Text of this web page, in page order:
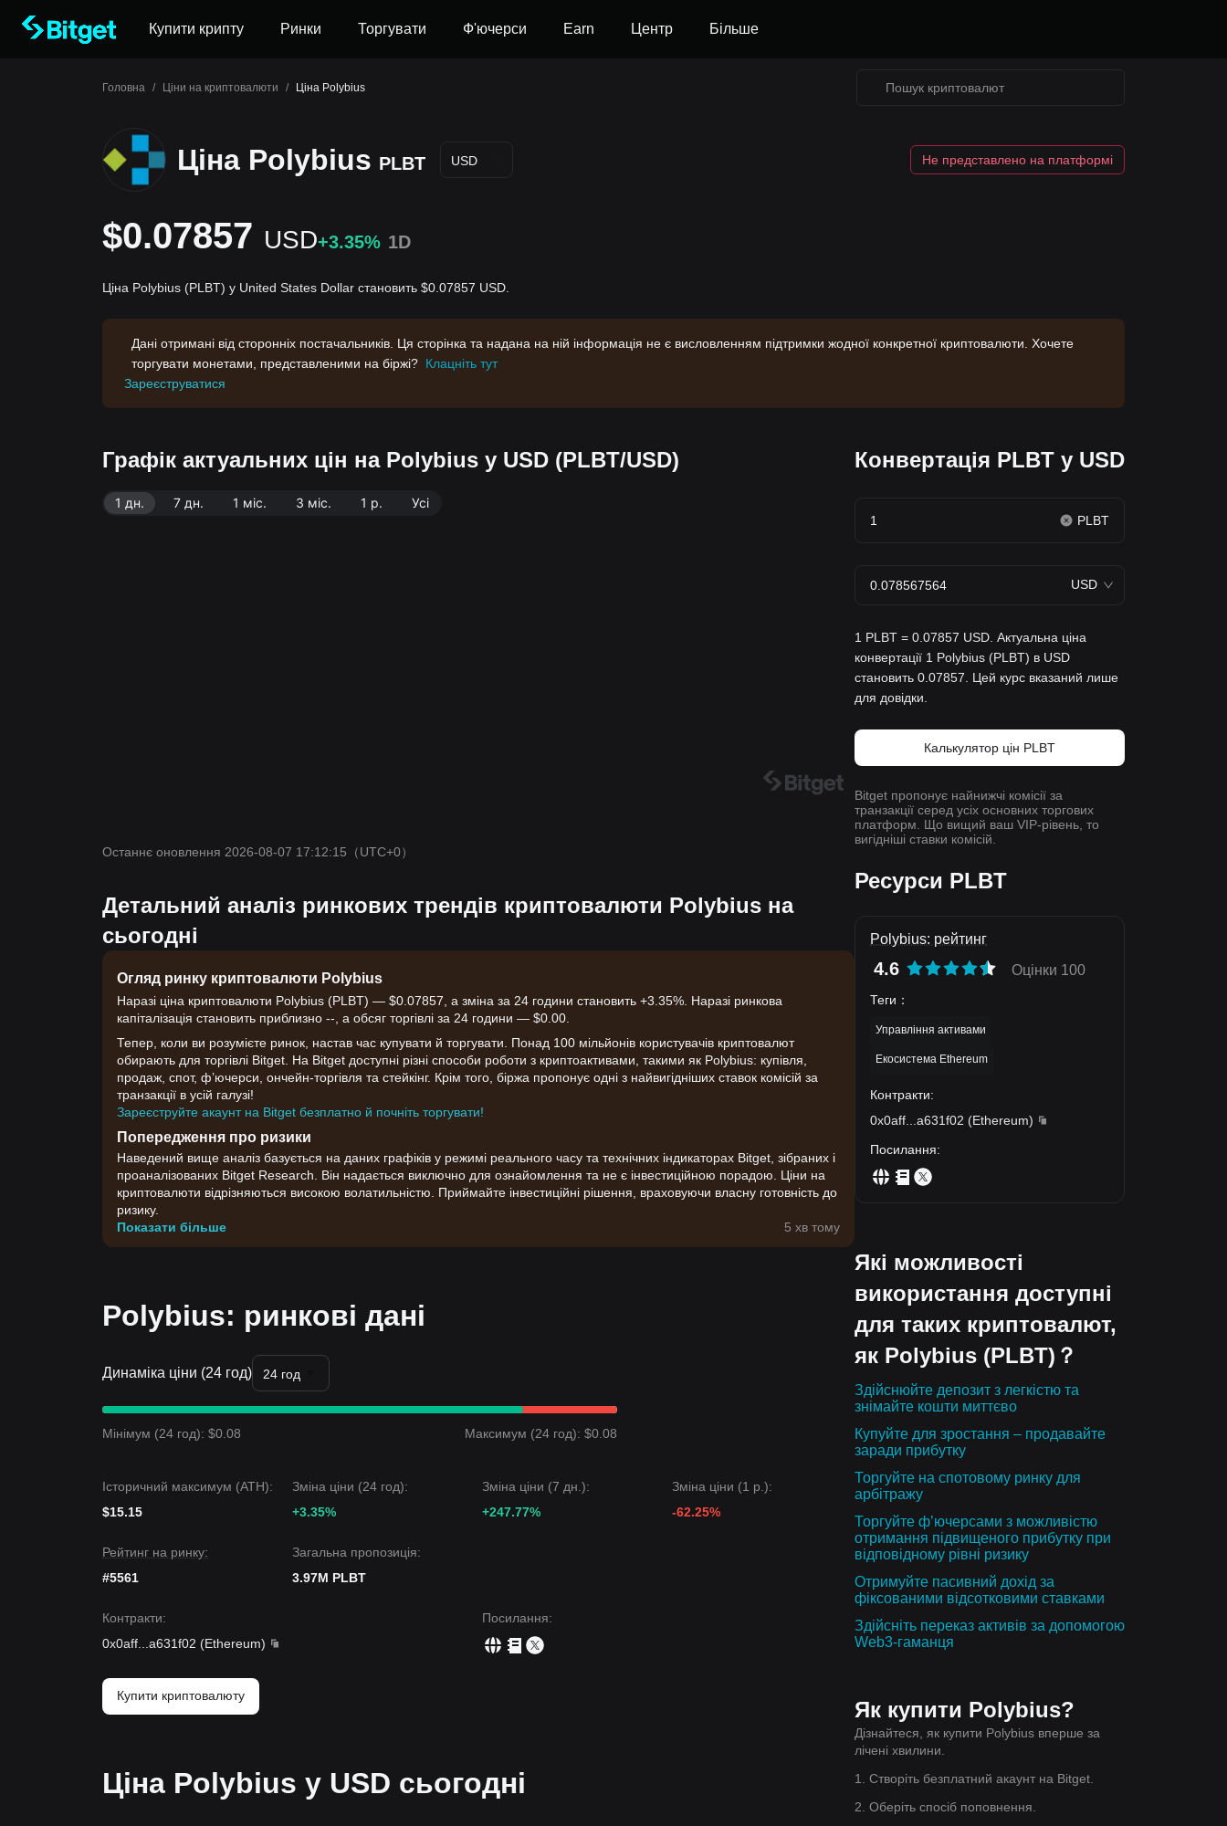
Купити крипту Ринки Торгувати Ф'ючерси Earn Центр Більше
Головна / Ціни на криптовалюти / Ціна Polybius
Ціна Polybius PLBT USD Не представлено на платформі
$0.07857 USD+3.35% 1D
Ціна Polybius (PLBT) у United States Dollar становить $0.07857 USD.
Дані отримані від сторонніх постачальників. Ця сторінка та надана на ній інформація не є висловленням підтримки жодної конкретної криптовалюти. Хочете
торгувати монетами, представленими на біржі? Клацніть тут
Зареєструватися
Графік актуальних цін на Polybius у USD (PLBT/USD)
1 дн. 7 дн. 1 міс. 3 міс. 1 р. Усі
Останнє оновлення 2026-08-07 17:12:15 （UTC+0）
Детальний аналіз ринкових трендів криптовалюти Polybius на
сьогодні
Огляд ринку криптовалюти Polybius
Наразі ціна криптовалюти Polybius (PLBT) — $0.07857, а зміна за 24 години становить +3.35%. Наразі ринкова
капіталізація становить приблизно --, а обсяг торгівлі за 24 години — $0.00.
Тепер, коли ви розумієте ринок, настав час купувати й торгувати. Понад 100 мільйонів користувачів криптовалют
обирають для торгівлі Bitget. На Bitget доступні різні способи роботи з криптоактивами, такими як Polybius: купівля,
продаж, спот, ф’ючерси, ончейн-торгівля та стейкінг. Крім того, біржа пропонує одні з найвигідніших ставок комісій за
транзакції в усій галузі!
Зареєструйте акаунт на Bitget безплатно й почніть торгувати!
Попередження про ризики
Наведений вище аналіз базується на даних графіків у режимі реального часу та технічних індикаторах Bitget, зібраних і
проаналізованих Bitget Research. Він надається виключно для ознайомлення та не є інвестиційною порадою. Ціни на
криптовалюти відрізняються високою волатильністю. Приймайте інвестиційні рішення, враховуючи власну готовність до
ризику.
Показати більше
5 хв тому
Polybius: ринкові дані
Динаміка ціни (24 год) 24 год
Мінімум (24 год): $0.08 Максимум (24 год): $0.08
Історичний максимум (ATH):
$15.15
Зміна ціни (24 год):
+3.35%
Зміна ціни (7 дн.):
+247.77%
Зміна ціни (1 р.):
-62.25%
Рейтинг на ринку:
#5561
Загальна пропозиція:
3.97M PLBT
Контракти:
0x0aff
a631f02 (Ethereum)
Посилання:
Купити криптовалюту
Ціна Polybius у USD сьогодні
Конвертація PLBT у USD
PLBT
USD
1 PLBT = 0.07857 USD. Актуальна ціна
конвертації 1 Polybius (PLBT) в USD
становить 0.07857. Цей курс вказаний лише
для довідки.
Калькулятор цін PLBT
Bitget пропонує найнижчі комісії за
транзакції серед усіх основних торгових
платформ. Що вищий ваш VIP-рівень, то
вигідніші ставки комісій.
Ресурси PLBT
Polybius: рейтинг
4.6 Оцінки 100
Теги ：
Управління активами
Екосистема Ethereum
Контракти:
0x0aff
a631f02 (Ethereum)
Посилання:
Які можливості
використання доступні
для таких криптовалют,
як Polybius (PLBT)？
Здійснюйте депозит з легкістю та
знімайте кошти миттєво
Купуйте для зростання – продавайте
заради прибутку
Торгуйте на спотовому ринку для
арбітражу
Торгуйте ф’ючерсами з можливістю
отримання підвищеного прибутку при
відповідному рівні ризику
Отримуйте пасивний дохід за
фіксованими відсотковими ставками
Здійсніть переказ активів за допомогою
Web3-гаманця
Як купити Polybius?
Дізнайтеся, як купити Polybius вперше за
лічені хвилини.
1. Створіть безплатний акаунт на Bitget.
2. Оберіть спосіб поповнення.